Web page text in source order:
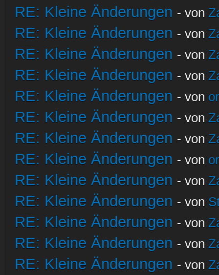
RE: Kleine Änderungen - von
RE: Kleine Änderungen - von
RE: Kleine Änderungen - von
RE: Kleine Änderungen - von
RE: Kleine Änderungen - von
RE: Kleine Änderungen - von
RE: Kleine Änderungen - von
RE: Kleine Änderungen - von
RE: Kleine Änderungen - von
RE: Kleine Änderungen - von
RE: Kleine Änderungen - von
RE: Kleine Änderungen - von
RE: Kleine Änderungen - von